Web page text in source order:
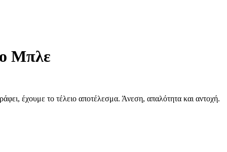
Μπλε
έχουμε το τέλειο αποτέλεσμα. Άνεση, απαλότητα και αντοχή.